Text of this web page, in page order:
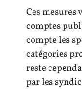
Ces mesures
comptes
compte les
catégories
reste
par les